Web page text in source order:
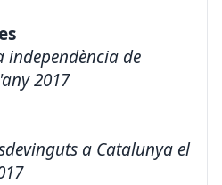
independència de
2017
a Catalunya el